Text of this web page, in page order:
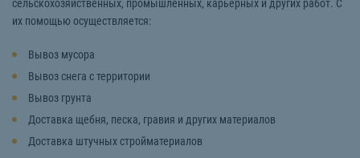
сельскохозяйственных, промышленных, карьерных и других работ. С
их помощью осуществляется:
Вывоз мусора
Вывоз снега с территории
Вывоз грунта
Доставка щебня, песка, гравия и других материалов
Доставка штучных стройматериалов